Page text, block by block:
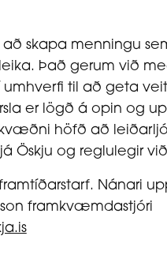
skapa menningu
Það gerum við
til að geta
er lögð á opin og
höfð að
Öskju og reglulegir
Nánari
framkvæmdastjóri